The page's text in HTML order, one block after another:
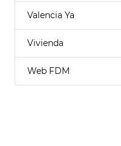
Valencia Ya
Vivienda
Web FDM